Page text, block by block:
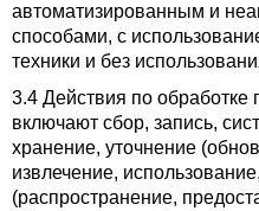
автоматизированным и
способами, с
техники и без
3.4 Действия по
включают сбор, запись,
хранение, уточнение
извлечение,
(распространение,